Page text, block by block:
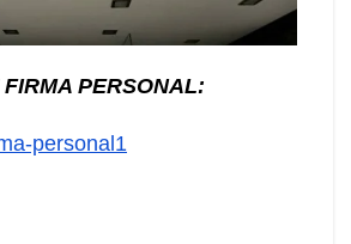
PERSONAL:
personal1